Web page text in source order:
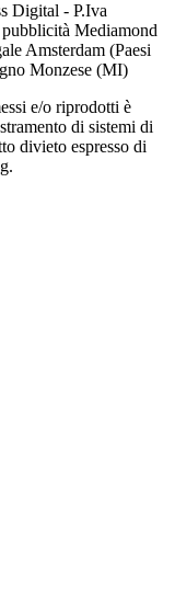
Digital - P.Iva
Mediamond
Amsterdam (Paesi
Monzese (MI)
e/o riprodotti è
di sistemi di
divieto espresso di